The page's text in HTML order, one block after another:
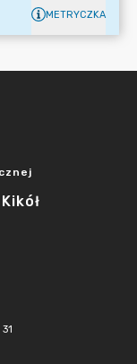
METRYCZKA